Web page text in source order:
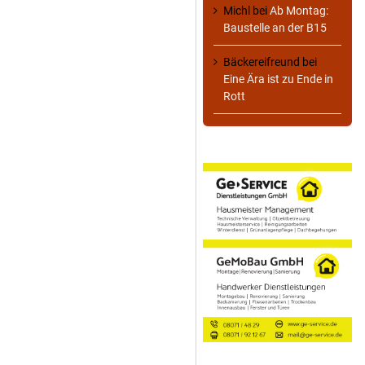
Michl beiAb Montag:
Baustelle an der B15
Bäckereifreund bei
Eine Ära ist zu Ende in
Rott